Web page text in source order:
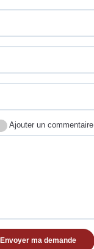
Ajouter un commentaire
Envoyer ma demande